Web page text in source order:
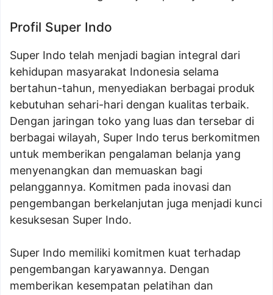
Profil Super Indo
Super Indo telah menjadi bagian integral dari
kehidupan masyarakat Indonesia selama
bertahun-tahun, menyediakan berbagai produk
kebutuhan sehari-hari dengan kualitas terbaik.
Dengan jaringan toko yang luas dan tersebar di
berbagai wilayah, Super Indo terus berkomitmen
untuk memberikan pengalaman belanja yang
menyenangkan dan memuaskan bagi
pelanggannya. Komitmen pada inovasi dan
pengembangan berkelanjutan juga menjadi kunci
kesuksesan Super Indo.
Super Indo memiliki komitmen kuat terhadap
pengembangan karyawannya. Dengan
memberikan kesempatan pelatihan dan